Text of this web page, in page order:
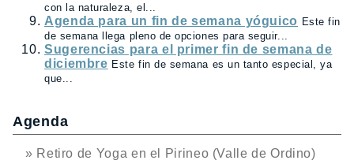
con la naturaleza, el...
Agenda para un fin de semana yóguico Este fin
de semana llega pleno de opciones para seguir...
Sugerencias para el primer fin de semana de
diciembre Este fin de semana es un tanto especial, ya
que...
Agenda
» Retiro de Yoga en el Pirineo (Valle de Ordino)